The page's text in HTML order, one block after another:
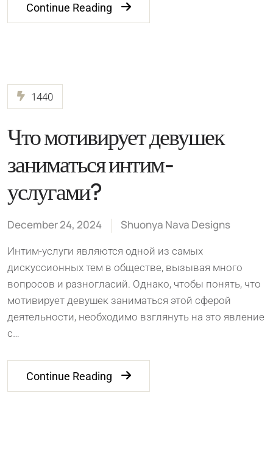
Continue Reading
1440
Что мотивирует девушек
заниматься интим-
услугами?
December 24, 2024 Shuonya Nava Designs
Интим-услуги являются одной из самых
дискуссионных тем в обществе, вызывая много
вопросов и разногласий. Однако, чтобы понять, что
мотивирует девушек заниматься этой сферой
деятельности, необходимо взглянуть на это явление
с…
Continue Reading